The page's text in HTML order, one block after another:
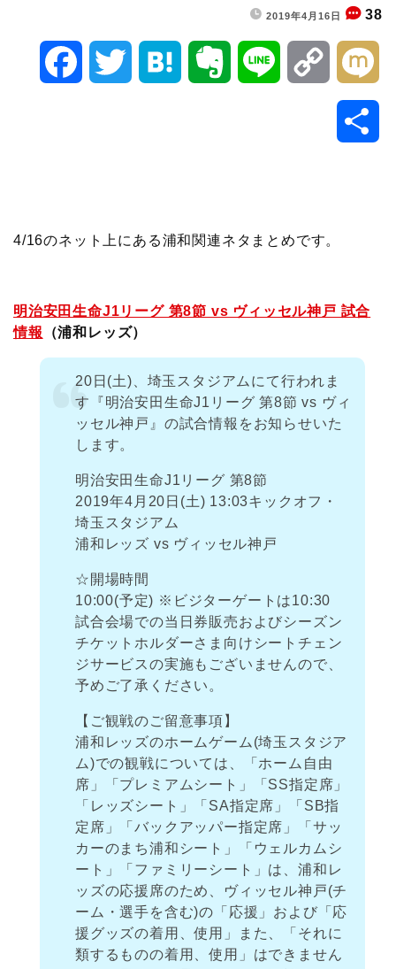
2019年4月16日 38
o
k
r
n
t
e
o
n
k
4/16のネット上にある浦和関連ネタまとめです。
明治安田生命J1リーグ 第8節 vs ヴィッセル神戸 試合
情報 （浦和レッズ）
20日(土)、埼玉スタジアムにて行われま
す『明治安田生命J1リーグ 第8節 vs ヴィ
ッセル神戸』の試合情報をお知らせいた
します。
明治安田生命J1リーグ 第8節
2019年4月20日(土) 13:03キックオフ・
埼玉スタジアム
浦和レッズ vs ヴィッセル神戸
☆開場時間
10:00(予定) ※ビジターゲートは10:30
試合会場での当日券販売およびシーズン
チケットホルダーさま向けシートチェン
ジサービスの実施もございませんので、
予めご了承ください。
【ご観戦のご留意事項】
浦和レッズのホームゲーム(埼玉スタジア
ム)での観戦については、「ホーム自由
席」「プレミアムシート」「SS指定席」
「レッズシート」「SA指定席」「SB指
定席」「バックアッパー指定席」「サッ
カーのまち浦和シート」「ウェルカムシ
ート」「ファミリーシート」は、浦和レ
ッズの応援席のため、ヴィッセル神戸(チ
ーム・選手を含む)の「応援」および「応
援グッズの着用、使用」また、「それに
類するものの着用、使用」はできません